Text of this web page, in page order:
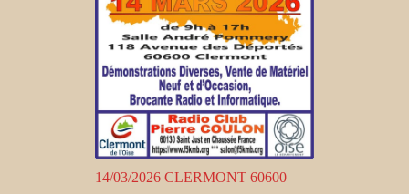
14/03/2026 CLERMONT 60600